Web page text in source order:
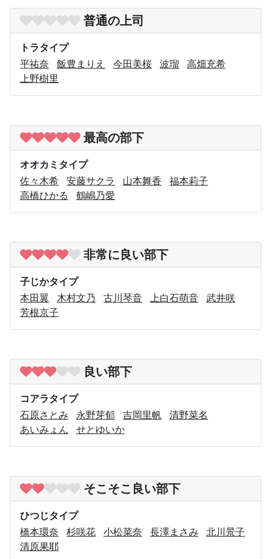
普通の上司
トラタイプ
平祐奈
飯豊まりえ 今田美桜 波瑠
高畑充希
上野樹里
最高の部下
オオカミタイプ
佐々木希
安藤サクラ 山本舞香
福本莉子
高橋ひかる
鶴嶋乃愛
非常に良い部下
子じかタイプ
本田翼
木村文乃 古川琴音 上白石萌音
武井咲
芳根京子
良い部下
コアラタイプ
石原さとみ
永野芽郁 吉岡里帆
清野菜名
あいみょん
せとゆいか
そこそこ良い部下
ひつじタイプ
橋本環奈
杉咲花 小松菜奈 長澤まさみ
北川景子
清原果耶